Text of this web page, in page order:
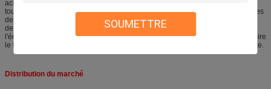
SOUMETTRE
acier, utilisant la soudeuse et les rouleaux à haute fréquence pour produire
toutes sortes de tube en acier, profil, etc. également très utilisés dans des tubes
de construction, tubes de précision, tubes automatiques, barrière, échangeur
de chaleur, le tube de meubles, production de tube de pression, avec
l'équipement approprié de finissage, machine peut capable également produire
le tuyau d'api, le transport de gaz, et les tubes de niveau élevé et ainsi de suite.
Distribution du marché